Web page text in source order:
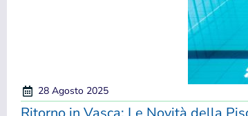
28 Agosto 2025